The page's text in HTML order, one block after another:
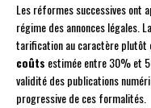
Les réformes successives ont
régime des annonces légales. La
tarification au caractère plutôt
coûts estimée entre 30% et
validité des publications
progressive de ces formalités.